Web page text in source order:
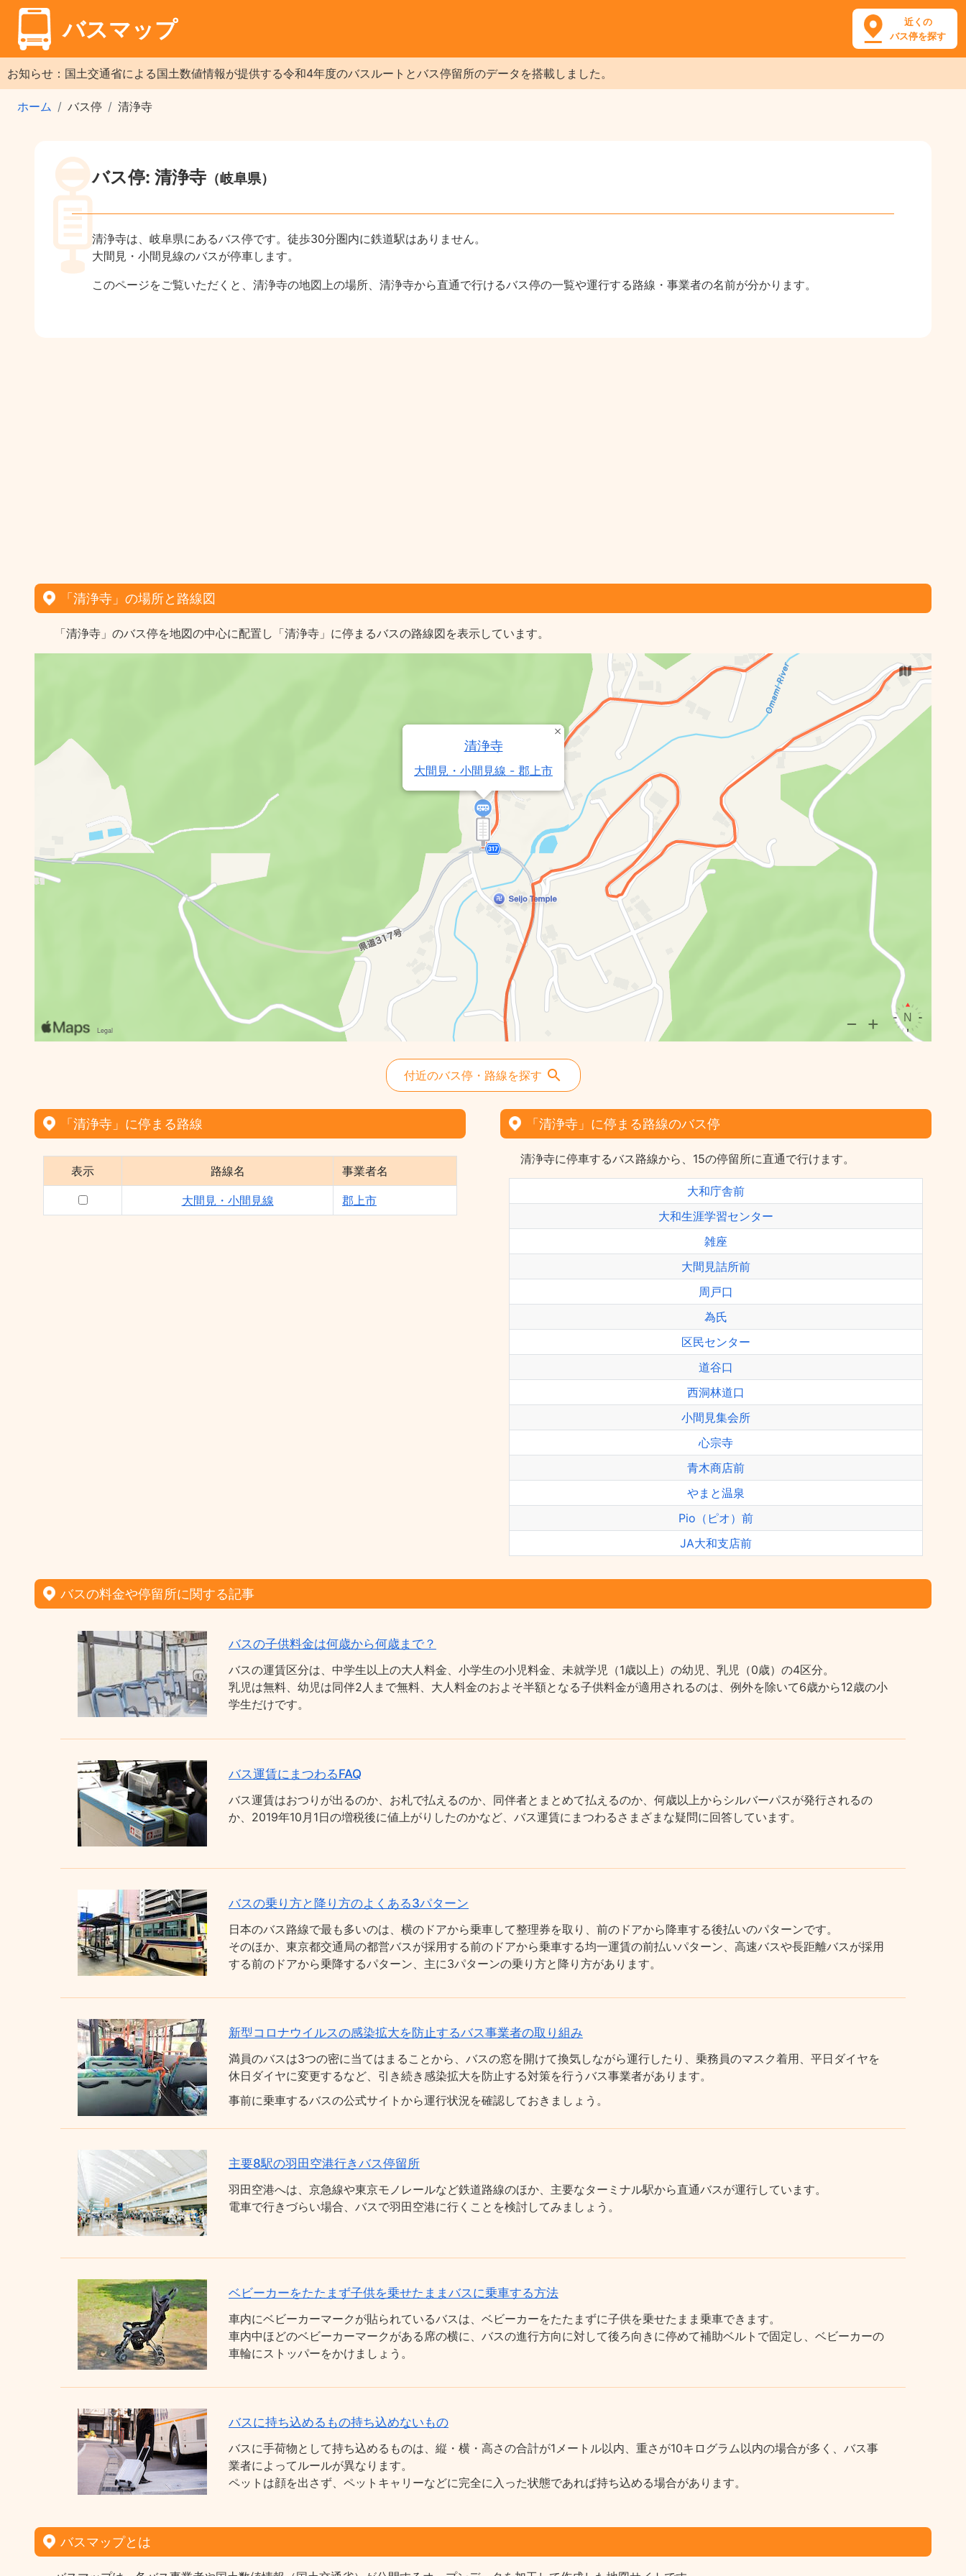
バスマップ
近くの
バス停を探す
お知らせ：国土交通省による国土数値情報が提供する令和4年度のバスルートとバス停留所のデータを搭載しました。
ホーム バス停 清浄寺
バス停: 清浄寺 （岐阜県）
清浄寺は、岐阜県にあるバス停です。徒歩30分圏内に鉄道駅はありません。
大間見・小間見線のバスが停車します。
このページをご覧いただくと、清浄寺の地図上の場所、清浄寺から直通で行けるバス停の一覧や運行する路線・事業者の名前が分かります。
「清浄寺」の場所と路線図
「清浄寺」のバス停を地図の中心に配置し「清浄寺」に停まるバスの路線図を表示しています。
清浄寺
大間見・小間見線 - 郡上市
付近のバス停・路線を探す
「清浄寺」に停まる路線
表示 路線名 事業者名
大間見・小間見線 郡上市
「清浄寺」に停まる路線のバス停
清浄寺に停車するバス路線から、15の停留所に直通で行けます。
大和庁舎前
大和生涯学習センター
雑座
大間見詰所前
周戸口
為氏
区民センター
道谷口
西洞林道口
小間見集会所
心宗寺
青木商店前
やまと温泉
Pio（ピオ）前
JA大和支店前
バスの料金や停留所に関する記事
バスの子供料金は何歳から何歳まで？
バスの運賃区分は、中学生以上の大人料金、小学生の小児料金、未就学児（1歳以上）の幼児、乳児（0歳）の4区分。
乳児は無料、幼児は同伴2人まで無料、大人料金のおよそ半額となる子供料金が適用されるのは、例外を除いて6歳から12歳の小
学生だけです。
バス運賃にまつわるFAQ
バス運賃はおつりが出るのか、お札で払えるのか、同伴者とまとめて払えるのか、何歳以上からシルバーパスが発行されるの
か、2019年10月1日の増税後に値上がりしたのかなど、バス運賃にまつわるさまざまな疑問に回答しています。
バスの乗り方と降り方のよくある3パターン
日本のバス路線で最も多いのは、横のドアから乗車して整理券を取り、前のドアから降車する後払いのパターンです。
そのほか、東京都交通局の都営バスが採用する前のドアから乗車する均一運賃の前払いパターン、高速バスや長距離バスが採用
する前のドアから乗降するパターン、主に3パターンの乗り方と降り方があります。
新型コロナウイルスの感染拡大を防止するバス事業者の取り組み
満員のバスは3つの密に当てはまることから、バスの窓を開けて換気しながら運行したり、乗務員のマスク着用、平日ダイヤを
休日ダイヤに変更するなど、引き続き感染拡大を防止する対策を行うバス事業者があります。
事前に乗車するバスの公式サイトから運行状況を確認しておきましょう。
主要8駅の羽田空港行きバス停留所
羽田空港へは、京急線や東京モノレールなど鉄道路線のほか、主要なターミナル駅から直通バスが運行しています。
電車で行きづらい場合、バスで羽田空港に行くことを検討してみましょう。
ベビーカーをたたまず子供を乗せたままバスに乗車する方法
車内にベビーカーマークが貼られているバスは、ベビーカーをたたまずに子供を乗せたまま乗車できます。
車内中ほどのベビーカーマークがある席の横に、バスの進行方向に対して後ろ向きに停めて補助ベルトで固定し、ベビーカーの
車輪にストッパーをかけましょう。
バスに持ち込めるもの持ち込めないもの
バスに手荷物として持ち込めるものは、縦・横・高さの合計が1メートル以内、重さが10キログラム以内の場合が多く、バス事
業者によってルールが異なります。
ペットは顔を出さず、ペットキャリーなどに完全に入った状態であれば持ち込める場合があります。
バスマップとは